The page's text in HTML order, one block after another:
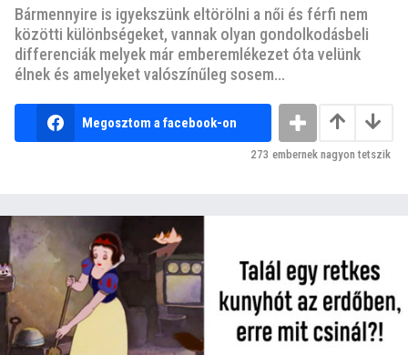
Bármennyire is igyekszünk eltörölni a női és férfi nem
közötti különbségeket, vannak olyan gondolkodásbeli
differenciák melyek már emberemlékezet óta velünk
élnek és amelyeket valószínűleg sosem...
Megosztom a facebook-on
273 embernek nagyon tetszik